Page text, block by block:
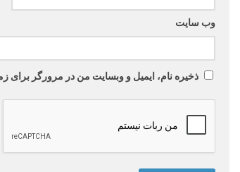
وب‌ سایت
ذخیره نام، ایمیل و وبسایت من در مرورگر برای